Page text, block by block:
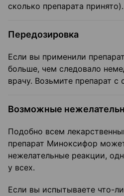
сколько препарата принято).
Передозировка
Если вы применили
больше, чем следовало
врачу. Возьмите препарат с
Возможные
Подобно всем
препарат Миноксифор
нежелательные реакции,
у всех.
Если вы испытываете что-